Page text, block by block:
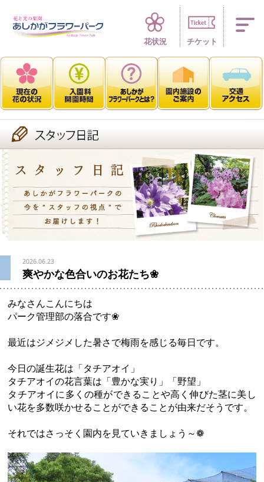
四季折々 花の
花状況 チケット
2026.06.23
爽やかな色合いのお花たち❀
みなさんこんにちは
パーク管理部の落合です❀
最近はジメジメした暑さで梅雨を感じる毎日です。
今日の誕生花は「タチアオイ」
タチアオイの花言葉は「豊かな実り」「野望」
タチアオイに多くの種ができることや高く伸びた茎に美し
い花を多数咲かせることができることが由来だそうです。
それではさっそく園内を見ていきましょう～❁